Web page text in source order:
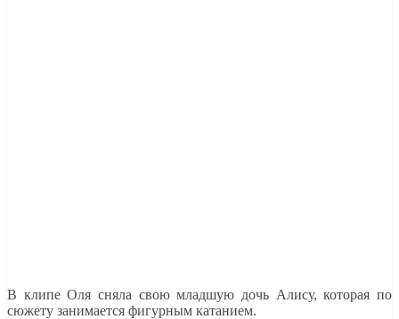
В клипе Оля сняла свою младшую дочь Алису, которая по
сюжету занимается фигурным катанием.